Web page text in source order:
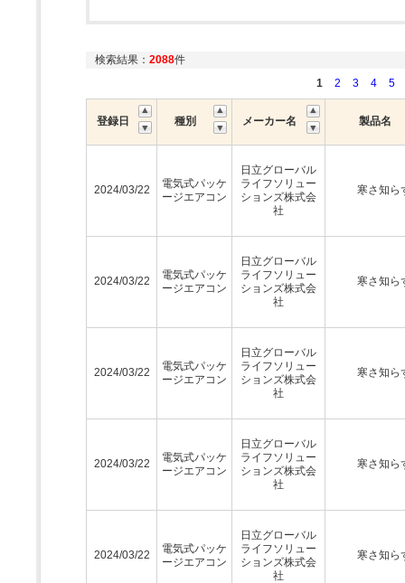
検索結果： 2088件
1
2 3 4 5
登録日 種別 メーカー名 製品名
2024/03/22
電気式パッケ
ージエアコン
日立グローバル
ライフソリュー
ションズ株式会
社
寒さ知ら
2024/03/22
電気式パッケ
ージエアコン
日立グローバル
ライフソリュー
ションズ株式会
社
寒さ知ら
2024/03/22
電気式パッケ
ージエアコン
日立グローバル
ライフソリュー
ションズ株式会
社
寒さ知ら
2024/03/22
電気式パッケ
ージエアコン
日立グローバル
ライフソリュー
ションズ株式会
社
寒さ知ら
2024/03/22
電気式パッケ
ージエアコン
日立グローバル
ライフソリュー
ションズ株式会
社
寒さ知ら